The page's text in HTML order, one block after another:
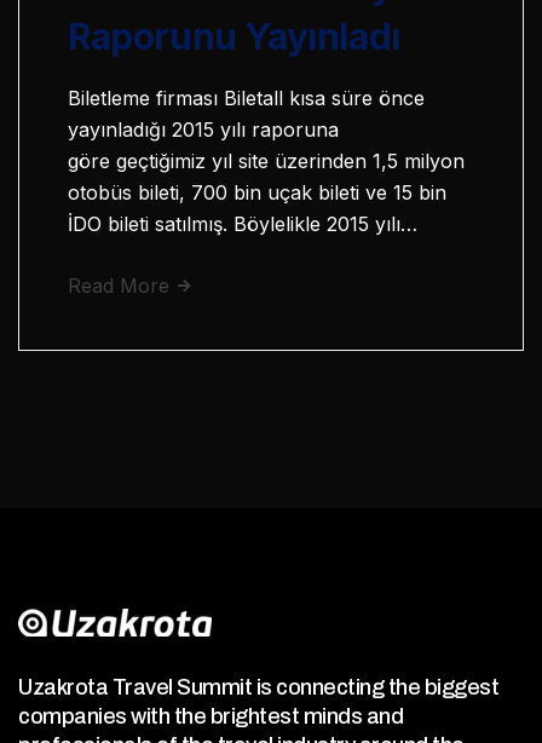
Raporunu Yayınladı
Biletleme firması Biletall kısa süre önce
yayınladığı 2015 yılı raporuna
göre geçtiğimiz yıl site üzerinden 1,5 milyon
otobüs bileti, 700 bin uçak bileti ve 15 bin
İDO bileti satılmış. Böylelikle 2015 yılı…
Read More
Uzakrota Travel Summit is connecting the biggest
companies with the brightest minds and